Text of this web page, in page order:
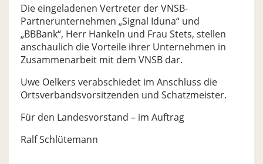
Die eingeladenen Vertreter der VNSB-
Partnerunternehmen „Signal Iduna“ und
„BBBank“, Herr Hankeln und Frau Stets, stellen
anschaulich die Vorteile ihrer Unternehmen in
Zusammenarbeit mit dem VNSB dar.
Uwe Oelkers verabschiedet im Anschluss die
Ortsverbandsvorsitzenden und Schatzmeister.
Für den Landesvorstand – im Auftrag
Ralf Schlütemann